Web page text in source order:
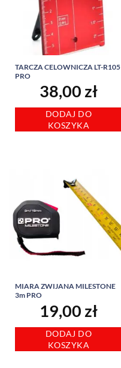
TARCZA CELOWNICZA LT-R105
PRO
38,00 zł
DODAJ DO
KOSZYKA
MIARA ZWIJANA MILESTONE
3m PRO
19,00 zł
DODAJ DO
KOSZYKA